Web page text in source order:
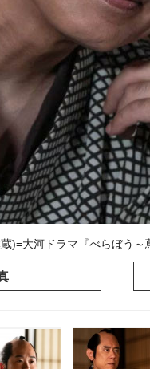
)=大河ドラマ『べらぼう～